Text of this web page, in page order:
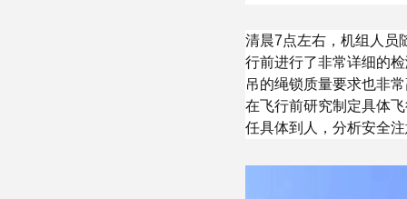
清晨7点左右，机组人员
行前进行了非常详细的
吊的绳锁质量要求也非
在飞行前研究制定具体
任具体到人，分析安全